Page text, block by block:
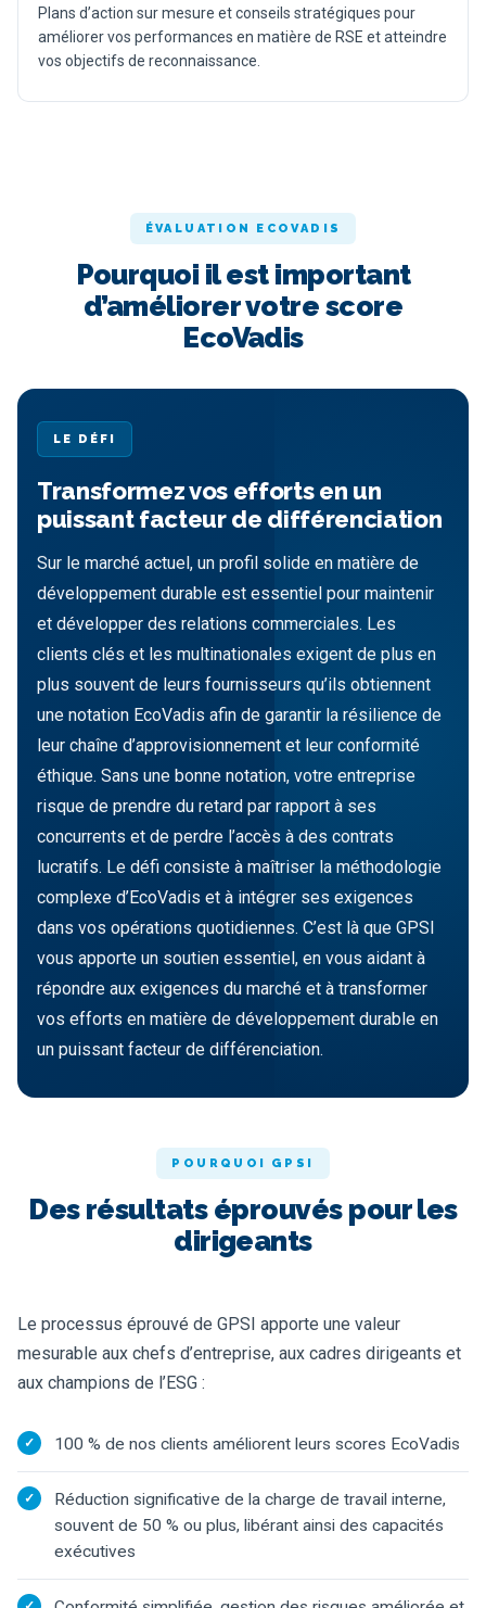
Plans d’action sur mesure et conseils stratégiques pour
améliorer vos performances en matière de RSE et atteindre
vos objectifs de reconnaissance.
ÉVALUATION ECOVADIS
Pourquoi il est important
d’améliorer votre score
EcoVadis
LE DÉFI
Transformez vos efforts en un
puissant facteur de différenciation
Sur le marché actuel, un profil solide en matière de
développement durable est essentiel pour maintenir
et développer des relations commerciales. Les
clients clés et les multinationales exigent de plus en
plus souvent de leurs fournisseurs qu’ils obtiennent
une notation EcoVadis afin de garantir la résilience de
leur chaîne d’approvisionnement et leur conformité
éthique. Sans une bonne notation, votre entreprise
risque de prendre du retard par rapport à ses
concurrents et de perdre l’accès à des contrats
lucratifs. Le défi consiste à maîtriser la méthodologie
complexe d’EcoVadis et à intégrer ses exigences
dans vos opérations quotidiennes. C’est là que GPSI
vous apporte un soutien essentiel, en vous aidant à
répondre aux exigences du marché et à transformer
vos efforts en matière de développement durable en
un puissant facteur de différenciation.
POURQUOI GPSI
Des résultats éprouvés pour les
dirigeants
Le processus éprouvé de GPSI apporte une valeur
mesurable aux chefs d’entreprise, aux cadres dirigeants et
aux champions de l’ESG :
100 % de nos clients améliorent leurs scores EcoVadis
Réduction significative de la charge de travail interne,
souvent de 50 % ou plus, libérant ainsi des capacités
exécutives